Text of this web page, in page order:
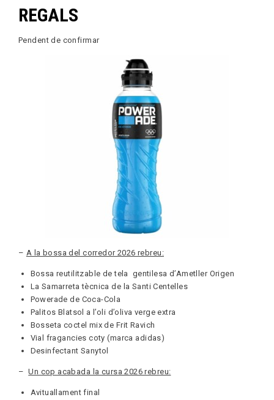
REGALS
Pendent de confirmar
– A la bossa del corredor 2026 rebreu:
Bossa reutilitzable de tela gentilesa d’Ametller Origen
La Samarreta tècnica de la Santi Centelles
Powerade de Coca-Cola
Palitos Blatsol a l’oli d’oliva verge extra
Bosseta coctel mix de Frit Ravich
Vial fragancies coty (marca adidas)
Desinfectant Sanytol
–Un cop acabada la cursa 2026 rebreu:
Avituallament final